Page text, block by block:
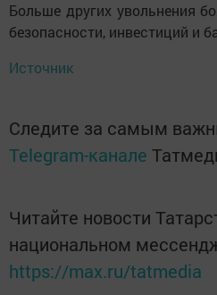
Больше других увольнения
безопасности, инвестиций и
Источник
Следите за самым
Telegram-канале
Читайте новости
национальном
https://max.ru/tatmedia